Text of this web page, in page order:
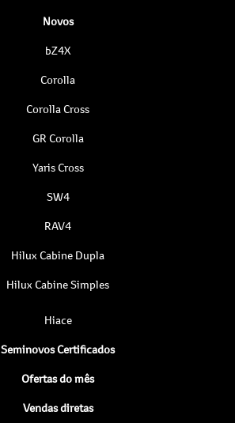
Novos
bZ4X
Corolla
Corolla Cross
GR Corolla
Yaris Cross
SW4
RAV4
Hilux Cabine Dupla
Hilux Cabine Simples
Hiace
Seminovos Certificados
Ofertas do mês
Vendas diretas